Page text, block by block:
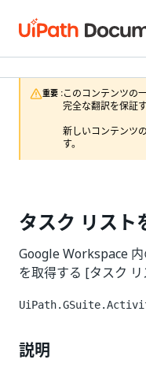
重要 :このコンテンツの
完全な翻訳を保証
新しいコンテンツ
す。
タスク リスト
Google Workspace
を取得する [タスク リ
説明